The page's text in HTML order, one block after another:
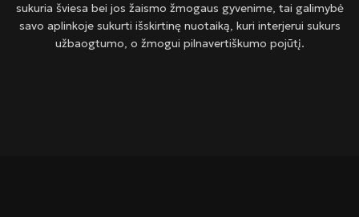
sukuria šviesa bei jos žaismo žmogaus gyvenime, tai galimybė
savo aplinkoje sukurti išskirtinę nuotaiką, kuri interjerui sukurs
užbaogtumo, o žmogui pilnavertiškumo pojūtį.